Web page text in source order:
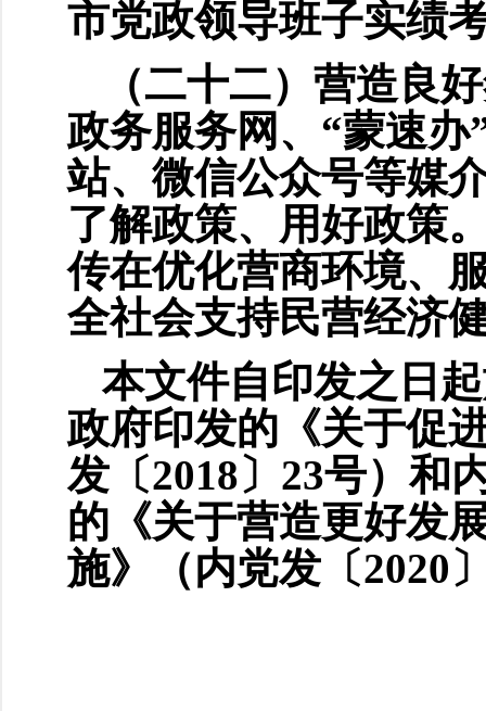
市党政领导班子实绩
（二十二）营造良
政务服务网、“蒙速
站、微信公众号等媒
了解政策、用好政策
传在优化营商环境、
全社会支持民营经济
本文件自印发之日
政府印发的《关于促
发〔2018〕23号）和
的《关于营造更好发
施》（内党发〔2020